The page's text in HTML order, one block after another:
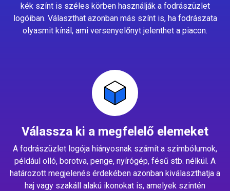
kék színt is széles körben használják a fodrászüzlet
logóiban. Választhat azonban más színt is, ha fodrászata
olyasmit kínál, ami versenyelőnyt jelenthet a piacon.
Válassza ki a megfelelő elemeket
A fodrászüzlet logója hiányosnak számít a szimbólumok,
például olló, borotva, penge, nyírógép, fésű stb. nélkül. A
határozott megjelenés érdekében azonban kiválaszthatja a
haj vagy szakáll alakú ikonokat is, amelyek szintén